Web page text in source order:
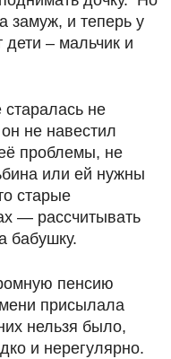
замуж, и теперь у
– мальчик и
не
не навестил
проблемы, не
или ей нужны
старые
— рассчитывать
бабушку.
пенсию
присылала
нельзя было,
и нерегулярно.